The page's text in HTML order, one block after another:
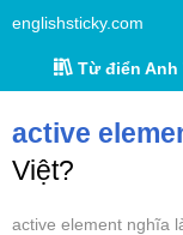
englishsticky.com
Từ điển Anh
active
Việt?
active element nghĩa